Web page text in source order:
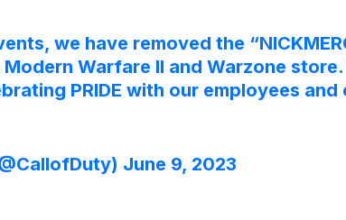
we have removed the
Warfare II and Warzone store.
PRIDE with our employees and
June 9, 2023